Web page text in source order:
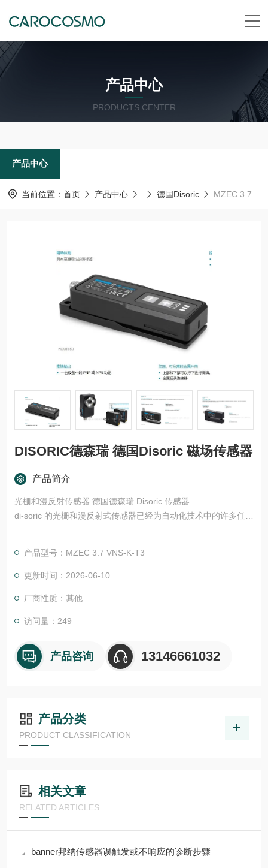
产品中心
PRODUCTS CENTER
产品中心
当前位置： 首页 产品中心 德国Disoric MZEC 3.7 VNS-K-T3DISORIC德森瑞 德国Disoric 磁场传感器
DISORIC德森瑞 德国Disoric 磁场传感器
产品简介
光栅和漫反射传感器 德国德森瑞 Disoric 传感器
di-soric 的光栅和漫反射式传感器已经为自动化技术中的许多任务
领域开发了多种型号和功能原理。这些产品适用于快速、安全的
器.LHT 41 M 0.2 G3-T3德国德森瑞 DISORIC传感器Disoric德森
瑞 德森瑞 DISORIC德森瑞 德国Disoric 磁场传感器
产品型号：MZEC 3.7 VNS-K-T3
更新时间：2026-06-10
厂商性质：其他
访问量：249
产品咨询 13146661032
产品分类
PRODUCT CLASSIFICATION
相关文章
RELATED ARTICLES
banner邦纳传感器误触发或不响应的诊断步骤